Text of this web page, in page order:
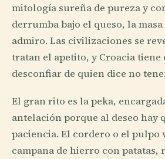
mitología sureña de pureza y
derrumba bajo el queso, la
admiro. Las civilizaciones se
tratan el apetito, y Croacia tiene
desconfiar de quien dice no
El gran rito es la peka,
antelación porque al deseo hay
paciencia. El cordero o el pulpo
campana de hierro con patatas,